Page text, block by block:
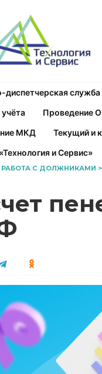
диспетчерская
Проведение
МКД
Текущий и
и Сервис»
РАБОТА С ДОЛЖНИКАМИ >